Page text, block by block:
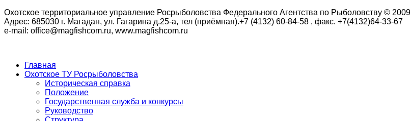
Охотское территориальное управление Росрыболовства Федерального Агентства по Рыболовству © 2009
Адрес: 685030 г. Магадан, ул. Гагарина д.25-а, тел (приёмная).+7 (4132) 60-84-58 , факс. +7(4132)64-33-67
e-mail: office@magfishcom.ru, www.magfishcom.ru
Главная
Охотское ТУ Росрыболовства
Историческая справка
Положение
Государственная служба и конкурсы
Руководство